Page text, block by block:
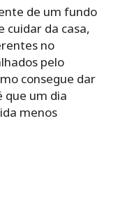
de um fundo
cuidar da casa,
no
pelo
consegue dar
que um dia
menos